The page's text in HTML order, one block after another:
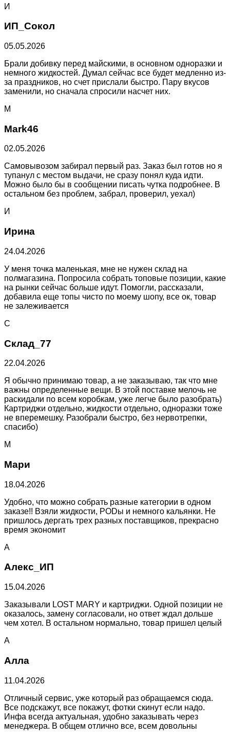
И
ИП_Сокол
05.05.2026
Брали добивку перед майскими, в основном одноразки и
немного жидкостей. Думал сейчас все будет медленно из-
за праздников, но счет прислали быстро. Пару вкусов
заменили, но сначала спросили насчет них.
M
Mark46
02.05.2026
Самовывозом забирал первый раз. Заказ был готов но я
тупанул с местом выдачи, не сразу понял куда идти.
Можно было бы в сообщении писать чутка подробнее. В
остальном без проблем, забрал, проверил, уехал)
И
Ирина
24.04.2026
У меня точка маленькая, мне не нужен склад на
полмагазина. Попросила собрать топовые позиции, какие
на рынки сейчас больше идут. Помогли, рассказали,
добавила еще топы чисто по моему шопу, все ок, товар
не залеживается
С
Склад_77
22.04.2026
Я обычно принимаю товар, а не заказываю, так что мне
важны определенные вещи. В этой поставке мелочь не
раскидали по всем коробкам, уже легче было разобрать)
Картриджи отдельно, жидкости отдельно, одноразки тоже
не вперемешку. Разобрали быстро, без нервотрепки,
спасибо)
М
Мари
18.04.2026
Удобно, что можно собрать разные категории в одном
заказе!! Взяли жидкости, PODы и немного кальянки. Не
пришлось дергать трех разных поставщиков, прекрасно
время экономит
А
Алекс_ИП
15.04.2026
Заказывали LOST MARY и картриджи. Одной позиции не
оказалось, замену согласовали, но ответ ждал дольше
чем хотел. В остальном нормально, товар пришел целый
А
Алла
11.04.2026
Отличный сервис, уже который раз обращаемся сюда.
Все подскажут, все покажут, фотки скинут если надо.
Инфа всегда актуальная, удобно заказывать через
менеджера. В общем отлично все, всем довольны